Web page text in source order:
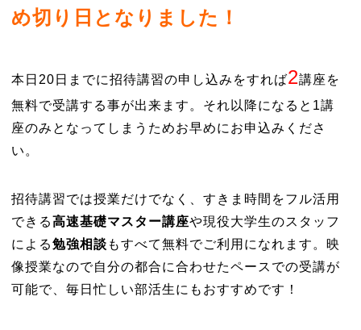
め切り日となりました！
本日20日までに招待講習の申し込みをすれば2講座を
無料で受講する事が出来ます。それ以降になると1講
座のみとなってしまうためお早めにお申込みくださ
い。
招待講習では授業だけでなく、すきま時間をフル活用
できる高速基礎マスター講座や現役大学生のスタッフ
による勉強相談 もすべて無料でご利用になれます。映
像授業なので自分の都合に合わせたペースでの受講が
可能で、毎日忙しい部活生にもおすすめです！